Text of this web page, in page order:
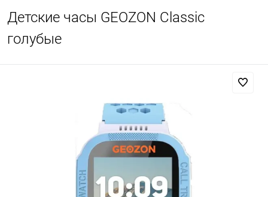
Детские часы GEOZON Classic
голубые
Сегодня
Оплачивайте сегодня только
% картой любого банка
Получайте товар